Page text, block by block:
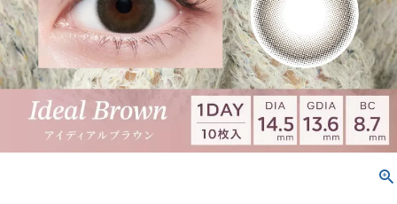
お支払い方法について
お買い物ガイド
お問い合わせ
よくあるご質問